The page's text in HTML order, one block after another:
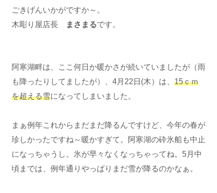
ごきげんいかがですか～。
木彫り屋店長
まさまるです。
阿寒湖畔は、ここ何日か暖かさが続いていましたが（雨
も降ったりしてましたが）、4月22日(木）は、 15ｃｍ
を超える雪になってしまいました。
まぁ例年これからまだまだ降るんですけど、今年の春が
珍しかったですね～暖かすぎて。阿寒湖の砕氷船も中止
になっちゃうし。氷が早々なくなっちゃってね。5月中
頃までは、例年通りやっぱりまだ雪が降るのかなぁ。